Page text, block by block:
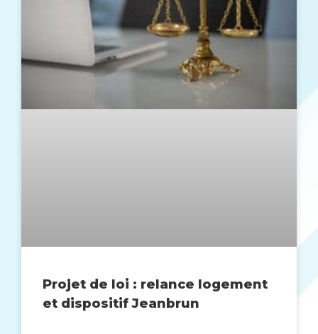
Projet de loi : relance logement
et dispositif Jeanbrun